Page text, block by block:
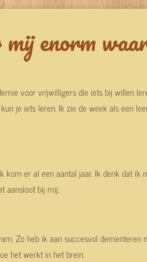
enorm
voor vrijwilligers die iets bij willen
je iets leren. Ik zie de week als een
er al een aantal jaar. Ik denk dat ik
aansloot bij mij.
Zo heb ik aan succesvol dementeren
het werkt in het brein.